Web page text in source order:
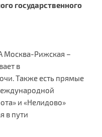
государственного
Москва-Рижская –
в
Также есть прямые
и «Нелидово»
в пути